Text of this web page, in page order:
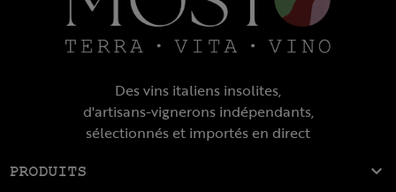
Des vins italiens insolites,
d'artisans-vignerons indépendants,
sélectionnés et importés en direct
PRODUITS 